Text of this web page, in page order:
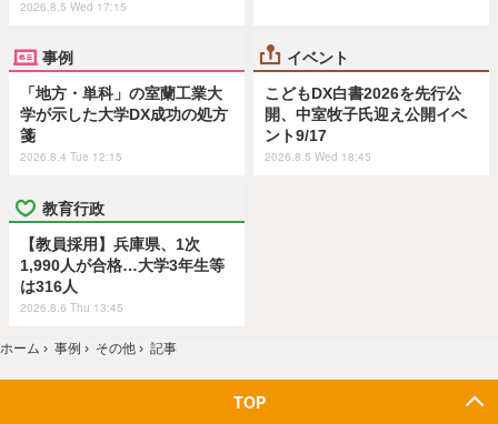
2026.8.5 Wed 17:15
事例
「地方・単科」の室蘭工業大
学が示した大学DX成功の処方
箋
2026.8.4 Tue 12:15
イベント
こどもDX白書2026を先行公
開、中室牧子氏迎え公開イベ
ント9/17
2026.8.5 Wed 18:45
教育行政
【教員採用】兵庫県、1次
1,990人が合格…大学3年生等
は316人
2026.8.6 Thu 13:45
ホーム › 事例 › その他 › 記事
TOP